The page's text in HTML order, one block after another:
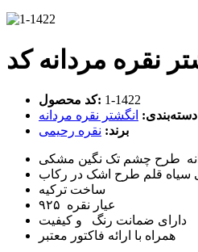
کد محصول: ‎1-1422
دسته‌بندی: انگشتر نقره مردانه
برند: نقره رحیمی
همراه با ارائه فاکتور معتبر